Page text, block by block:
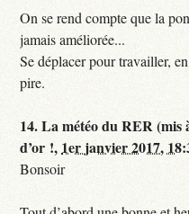
On se rend compte que la
jamais améliorée...
Se déplacer pour travailler,
pire.
14.La météo du RER
d’or !, 1er janvier 2017,
Bonsoir